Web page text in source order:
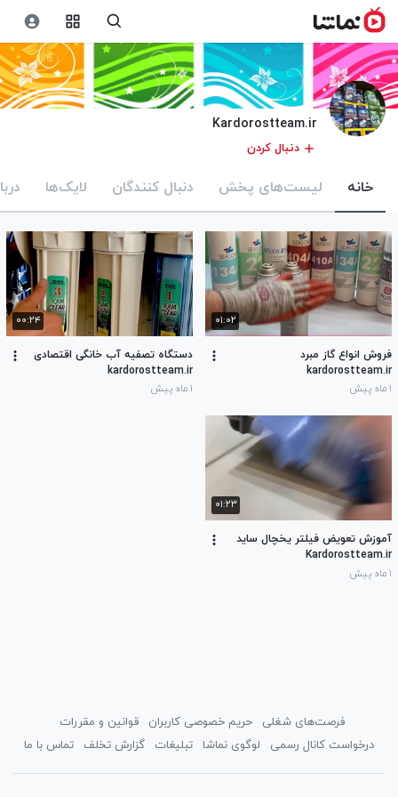
Kardorostteam.ir
دنبال کردن
خانه لیست‌های پخش دنبال کنندگان لایک‌ها
۰۱:۰۲
فروش انواع گاز مبرد
kardorostteam.ir
۱ ماه پیش
۰۰:۲۴
دستگاه تصفیه آب خانگی اقتصادی
kardorostteam.ir
۱ ماه پیش
۰۱:۲۳
آموزش تعویض فیلتر یخچال ساید
Kardorostteam.ir
۱ ماه پیش
فرصت‌های شغلی حریم خصوصی کاربران
قوانین و مقررات
درخواست کانال رسمی
لوگوی نماشا تبلیغات گزارش تخلف تماس با ما